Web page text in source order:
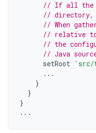
// If all the
// directory,
// When
// relative to
// the
// Java
setRoot 'src/
...
}
}
}
...